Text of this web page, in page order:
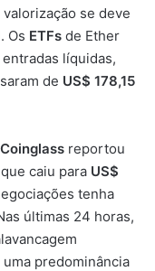
valorização se deve
Os ETFs de Ether
líquidas,
de US$ 178,15
Coinglass reportou
caiu para US$
tenha
últimas 24 horas,
uma predominância